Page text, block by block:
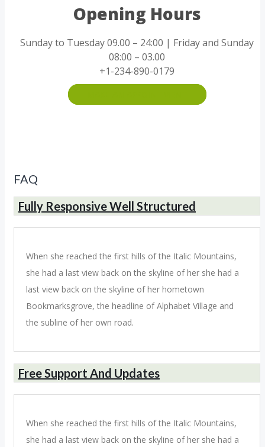
Opening Hours
Sunday to Tuesday 09.00 – 24:00 | Friday and Sunday
08:00 – 03.00
+1-234-890-0179
FAQ
Fully Responsive Well Structured
When she reached the first hills of the Italic Mountains,
she had a last view back on the skyline of her she had a
last view back on the skyline of her hometown
Bookmarksgrove, the headline of Alphabet Village and
the subline of her own road.
Free Support And Updates
When she reached the first hills of the Italic Mountains,
she had a last view back on the skyline of her she had a